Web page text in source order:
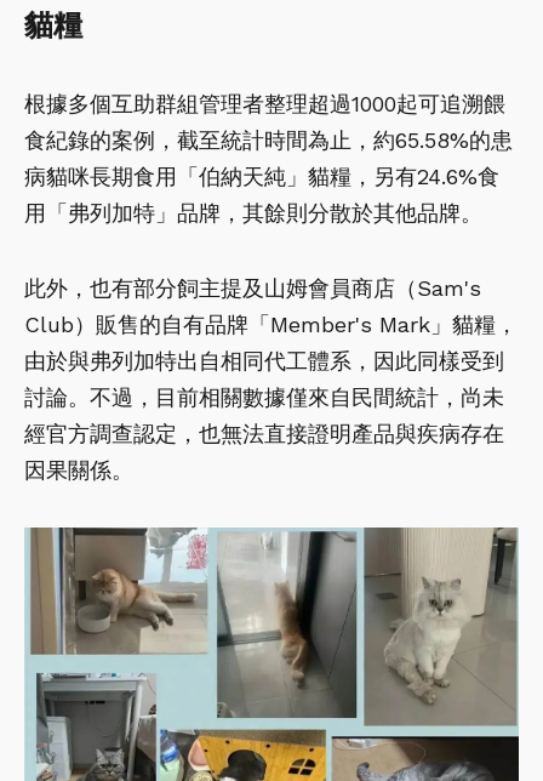
貓糧
根據多個互助群組管理者整理超過1000起可追溯餵
食紀錄的案例，截至統計時間為止，約65.58%的患
病貓咪長期食用「伯納天純」貓糧，另有24.6%食
用「弗列加特」品牌，其餘則分散於其他品牌。
此外，也有部分飼主提及山姆會員商店（Sam's
Club）販售的自有品牌「Member's Mark」貓糧，
由於與弗列加特出自相同代工體系，因此同樣受到
討論。不過，目前相關數據僅來自民間統計，尚未
經官方調查認定，也無法直接證明產品與疾病存在
因果關係。